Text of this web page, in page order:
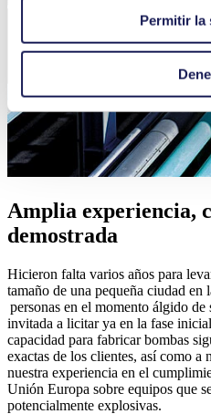
Permitir la
Amplia experiencia,
demostrada
Hicieron falta varios años para
tamaño de una pequeña ciudad en
personas en el momento álgido
invitada a licitar ya en la fase
capacidad para fabricar bombas
exactas de los clientes, así como
nuestra experiencia en el
Unión Europa sobre equipos que
potencialmente explosivas.